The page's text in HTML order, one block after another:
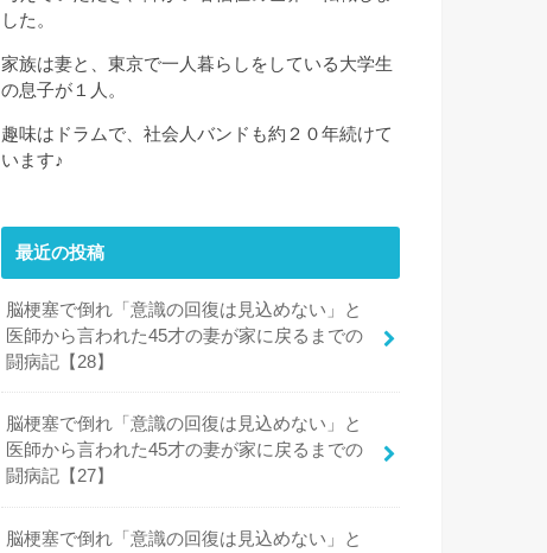
した。
家族は妻と、東京で一人暮らしをしている大学生
の息子が１人。
趣味はドラムで、社会人バンドも約２０年続けて
います♪
最近の投稿
脳梗塞で倒れ「意識の回復は見込めない」と
医師から言われた45才の妻が家に戻るまでの
闘病記【28】
脳梗塞で倒れ「意識の回復は見込めない」と
医師から言われた45才の妻が家に戻るまでの
闘病記【27】
脳梗塞で倒れ「意識の回復は見込めない」と